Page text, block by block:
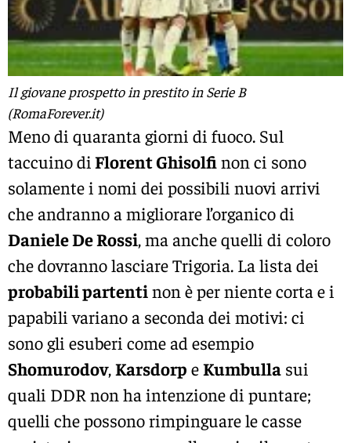
Il giovane prospetto in prestito in Serie B
(RomaForever.it)
Meno di quaranta giorni di fuoco. Sul
taccuino di Florent Ghisolfinon ci sono
solamente i nomi dei possibili nuovi arrivi
che andranno a migliorare l’organico di
Daniele De Rossi, ma anche quelli di coloro
che dovranno lasciare Trigoria. La lista dei
probabili partentinon è per niente corta e i
papabili variano a seconda dei motivi: ci
sono gli esuberi come ad esempio
Shomurodov,Karsdorp eKumbulla sui
quali DDR non ha intenzione di puntare;
quelli che possono rimpinguare le casse